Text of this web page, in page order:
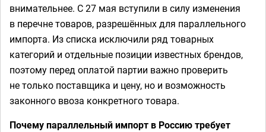
внимательнее. С 27 мая вступили в силу изменения
в перечне товаров, разрешённых для параллельного
импорта. Из списка исключили ряд товарных
категорий и отдельные позиции известных брендов,
поэтому перед оплатой партии важно проверить
не только поставщика и цену, но и возможность
законного ввоза конкретного товара.
Почему параллельный импорт в Россию требует